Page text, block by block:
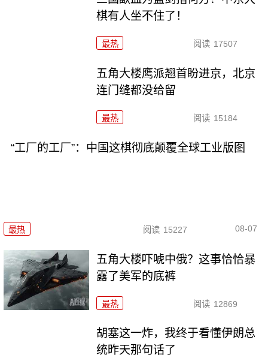
棋有人坐不住了！
最热 阅读 17507
五角大楼鹰派翘首盼进京，北京
连门缝都没给留
最热 阅读 15184
“工厂的工厂”：中国这棋彻底颠覆全球工业版图
最热 阅读 15227 08-07
五角大楼吓唬中俄？这事恰恰暴
露了美军的底裤
最热 阅读 12869
胡塞这一炸，我终于看懂伊朗总
统昨天那句话了